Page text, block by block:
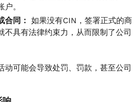
。
合同： 如果没有CIN，签署正式的商
不具有法律约束力，从而限制了公司
动可能会导致处罚、罚款，甚至公司